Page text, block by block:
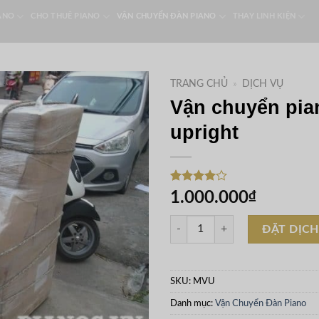
VẬN CHUYỂN ĐÀN PIANO
TRANG CHỦ » DỊCH VỤ
Vận chuyển
upright
4.00trên
5 dựa
trên
1
đánh
giá
1.000.000₫
Vận chuyển piano upright số lượng
ĐẶT
SKU: MVU
Danh mục: Vận Chuyển Đàn Piano